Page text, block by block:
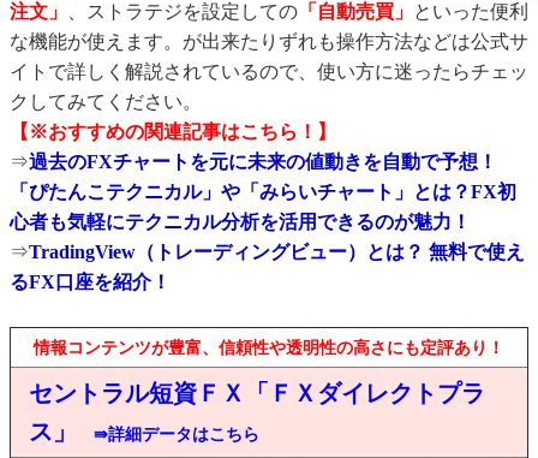
注文」
、ストラテジを設定しての 「自動売買」 といった便利
な機能が使えます。が出来たりずれも操作方法などは公式サ
イトで詳しく解説されているので、使い方に迷ったらチェッ
クしてみてください。
【※おすすめの関連記事はこちら！】
⇒過去のFXチャートを元に未来の値動きを自動で予想！
「ぴたんこテクニカル」や「みらいチャート」とは？FX初
心者も気軽にテクニカル分析を活用できるのが魅力！
⇒TradingView（トレーディングビュー）とは？ 無料で使え
るFX口座を紹介！
情報コンテンツが豊富、信頼性や透明性の高さにも定評あり！
セントラル短資ＦＸ「ＦＸダイレクトプラ
ス」
⇛詳細データはこちら